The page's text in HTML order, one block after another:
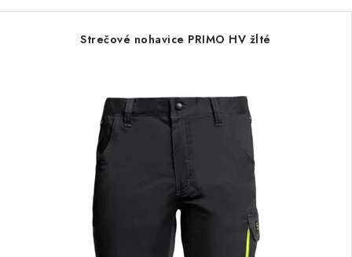
Strečové nohavice PRIMO HV žlté